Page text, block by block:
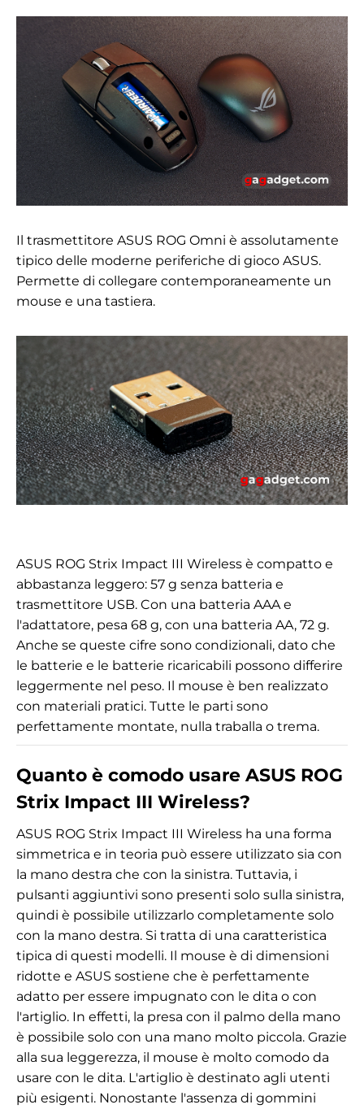
Il trasmettitore ASUS ROG Omni è assolutamente
tipico delle moderne periferiche di gioco ASUS.
Permette di collegare contemporaneamente un
mouse e una tastiera.
ASUS ROG Strix Impact III Wireless è compatto e
abbastanza leggero: 57 g senza batteria e
trasmettitore USB. Con una batteria AAA e
l'adattatore, pesa 68 g, con una batteria AA, 72 g.
Anche se queste cifre sono condizionali, dato che
le batterie e le batterie ricaricabili possono differire
leggermente nel peso. Il mouse è ben realizzato
con materiali pratici. Tutte le parti sono
perfettamente montate, nulla traballa o trema.
Quanto è comodo usare ASUS ROG
Strix Impact III Wireless?
ASUS ROG Strix Impact III Wireless ha una forma
simmetrica e in teoria può essere utilizzato sia con
la mano destra che con la sinistra. Tuttavia, i
pulsanti aggiuntivi sono presenti solo sulla sinistra,
quindi è possibile utilizzarlo completamente solo
con la mano destra. Si tratta di una caratteristica
tipica di questi modelli. Il mouse è di dimensioni
ridotte e ASUS sostiene che è perfettamente
adatto per essere impugnato con le dita o con
l'artiglio. In effetti, la presa con il palmo della mano
è possibile solo con una mano molto piccola. Grazie
alla sua leggerezza, il mouse è molto comodo da
usare con le dita. L'artiglio è destinato agli utenti
più esigenti. Nonostante l'assenza di gommini